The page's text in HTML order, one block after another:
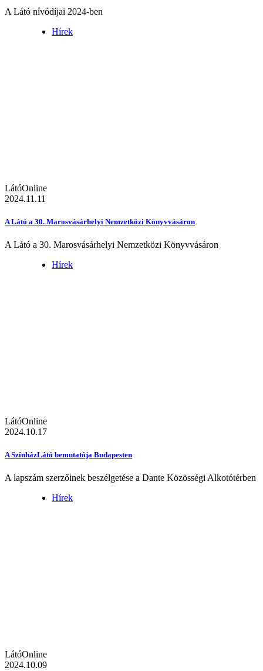
A Látó nívódíjai 2024-ben
Hírek
LátóOnline
2024.11.11
A Látó a 30. Marosvásárhelyi Nemzetközi Könyvvásáron
A Látó a 30. Marosvásárhelyi Nemzetközi Könyvvásáron
Hírek
LátóOnline
2024.10.17
A SzínházLátó bemutatója Budapesten
A lapszám szerzőinek beszélgetése a Dante Közösségi Alkotótérben
Hírek
LátóOnline
2024.10.09